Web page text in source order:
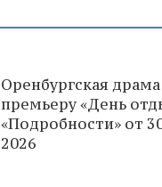
Оренбургская
премьеру «День
«Подробности» от
2026